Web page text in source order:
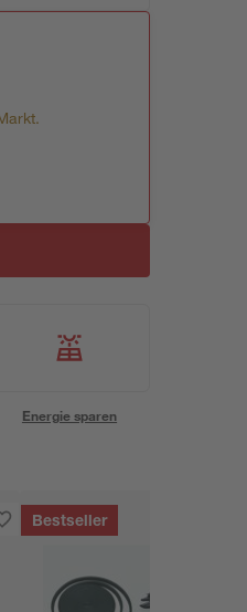
Energie sparen
Bestseller